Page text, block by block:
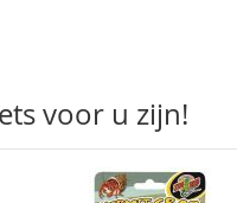
voor u zijn!